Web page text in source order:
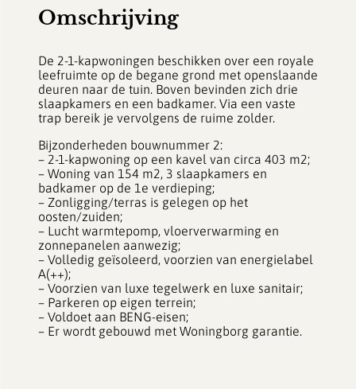
Omschrijving
De 2-1-kapwoningen beschikken over een royale
leefruimte op de begane grond met openslaande
deuren naar de tuin. Boven bevinden zich drie
slaapkamers en een badkamer. Via een vaste
trap bereik je vervolgens de ruime zolder.
Bijzonderheden bouwnummer 2:
– 2-1-kapwoning op een kavel van circa 403 m2;
– Woning van 154 m2, 3 slaapkamers en
badkamer op de 1e verdieping;
– Zonligging/terras is gelegen op het
oosten/zuiden;
– Lucht warmtepomp, vloerverwarming en
zonnepanelen aanwezig;
– Volledig geïsoleerd, voorzien van energielabel
A(++);
– Voorzien van luxe tegelwerk en luxe sanitair;
– Parkeren op eigen terrein;
– Voldoet aan BENG-eisen;
– Er wordt gebouwd met Woningborg garantie.